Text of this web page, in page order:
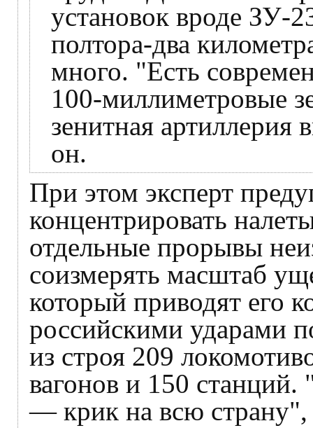
установок вроде
полтора-два
много. "Есть
100-миллиметровые
зенитная
он.
При этом эксперт
концентрировать
отдельные прорывы
соизмерять масштаб
который приводят его
российскими ударами
из строя 209
вагонов и 150
— крик на всю